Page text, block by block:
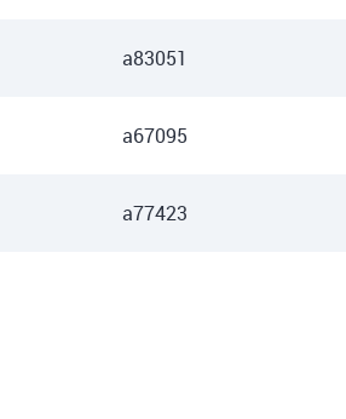
a83051
a67095
a77423